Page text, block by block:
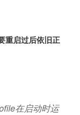
重启过后依旧正
在启动时运